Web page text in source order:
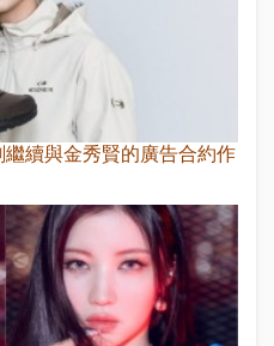
繼續與金秀賢的廣告合約作